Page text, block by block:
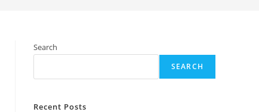
Search
SEARCH
Recent Posts